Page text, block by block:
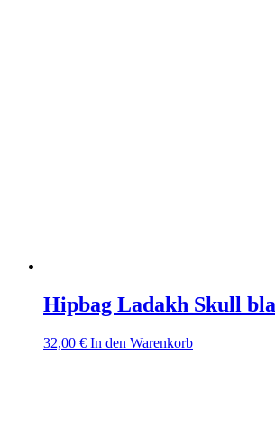
Hipbag Ladakh Skull
32,00 € In den Warenkorb